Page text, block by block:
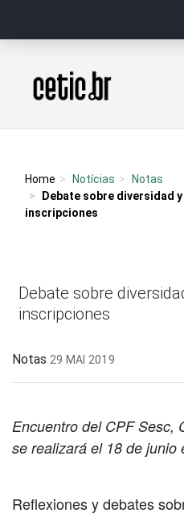
Página inicial
Home Notícias
Notas
Debate sobre diversidad
inscripciones
Debate sobre
inscripciones
Notas 29 MAI 2019
Encuentro del CPF Sesc,
se realizará el 18 de junio
Reflexiones y debates